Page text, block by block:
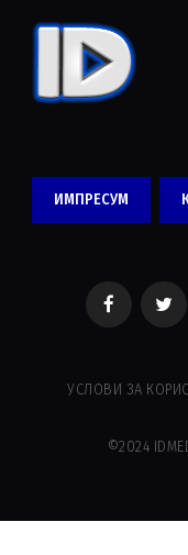
ИМПРЕСУМ
УСЛОВИ ЗА
©2024